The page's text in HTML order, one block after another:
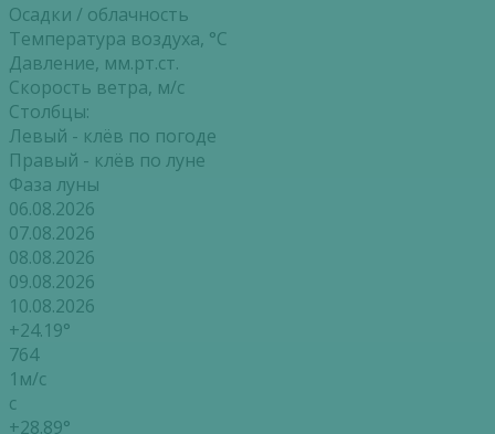
Осадки / облачность
Температура воздуха, °С
Давление, мм.рт.ст.
Скорость ветра, м/с
Столбцы:
Левый - клёв по погоде
Правый - клёв по луне
Фаза луны
06.08.2026
07.08.2026
08.08.2026
09.08.2026
10.08.2026
+24.19°
764
1м/с
с
+28.89°